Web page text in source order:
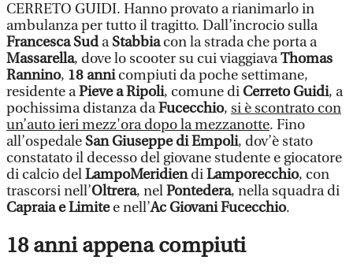
CERRETO GUIDI. Hanno provato a rianimarlo in
ambulanza per tutto il tragitto. Dall’incrocio sulla
Francesca SudaStabbiacon la strada che porta a
Massarella, dove lo scooter su cui viaggiavaThomas
Rannino, 18 annicompiuti da poche settimane,
residente aPieve a Ripoli, comune di Cerreto Guidi, a
pochissima distanza daFucecchio, si è scontrato con
un’auto ieri mezz'ora dopo la mezzanotte. Fino
all’ospedale San Giuseppe di Empoli, dov’è stato
constatato il decesso del giovane studente e giocatore
di calcio delLampoMeridiendiLamporecchio, con
trascorsi nell’Oltrera, nelPontedera, nella squadra di
Capraia e Limitee nell’Ac Giovani Fucecchio.
18 anni appena compiuti